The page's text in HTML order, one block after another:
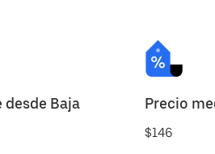
Baja
Precio
$146